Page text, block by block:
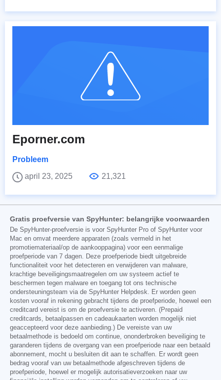
Eporner.com
Probleem
april 23, 2025
21,321
Gratis proefversie van SpyHunter: belangrijke voorwaarden
De SpyHunter-proefversie is voor SpyHunter Pro of SpyHunter voor
Mac en omvat meerdere apparaten (zoals vermeld in het
promotiemateriaal/op de aankooppagina) voor een eenmalige
proefperiode van 7 dagen. Deze proefperiode biedt uitgebreide
functionaliteit voor het detecteren en verwijderen van malware,
krachtige beveiligingsmaatregelen om uw systeem actief te
beschermen tegen malware en toegang tot ons technische
ondersteuningsteam via de SpyHunter Helpdesk. Er worden geen
kosten vooraf in rekening gebracht tijdens de proefperiode, hoewel een
creditcard vereist is om de proefversie te activeren. (Prepaid
creditcards, betaalpassen en cadeaukaarten worden mogelijk niet
geaccepteerd voor deze aanbieding.) De vereiste van uw
betaalmethode is bedoeld om continue, ononderbroken beveiliging te
garanderen tijdens de overgang van een proefperiode naar een betaald
abonnement, mocht u besluiten dit aan te schaffen. Er wordt geen
bedrag vooraf van uw betaalmethode afgeschreven tijdens de
proefperiode, hoewel er mogelijk autorisatieverzoeken naar uw